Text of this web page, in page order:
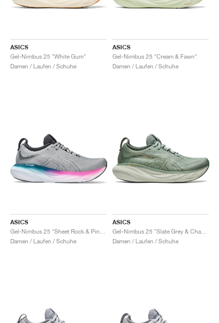
ASICS
Gel-Nimbus 25 "White Gum"
Damen / Laufen / Schuhe
ASICS
Gel-Nimbus 25 "Cream & Fawn"
Damen / Laufen / Schuhe
ASICS
Damen / Laufen / Schuhe
ASICS
Damen / Laufen / Schuhe